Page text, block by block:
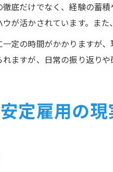
底だけでなく、経験の蓄
が活かされています。ま
定の時間がかかりますが
ますが、日常の振り返りや
定雇用の現